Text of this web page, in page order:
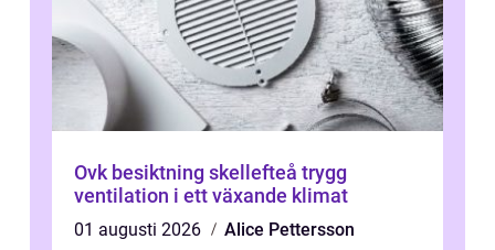
Ovk besiktning skellefteå trygg
ventilation i ett växande klimat
01 augusti 2026
Alice Pettersson